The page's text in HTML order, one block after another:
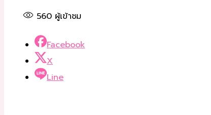
560 ผู้เข้าชม
Facebook
X
Line